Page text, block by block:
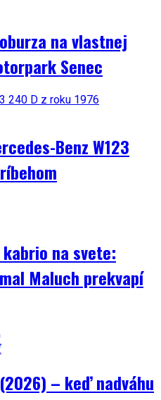
na vlastnej
Senec
Benz W123
na svete:
Maluch prekvapí
– keď nadváhu